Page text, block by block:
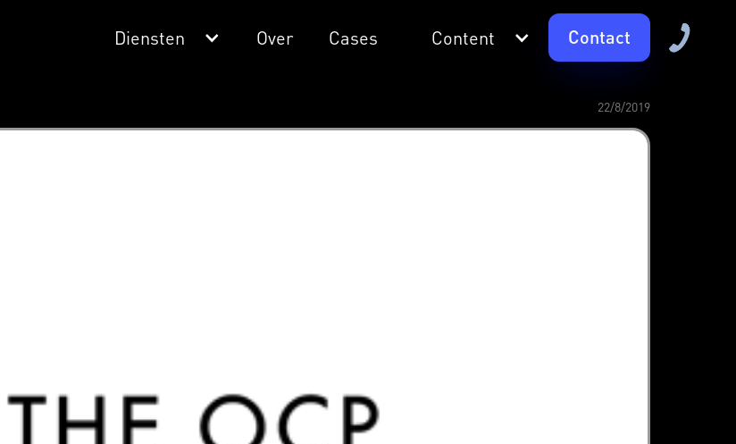
Diensten Over Cases Content Contact
22/8/2019